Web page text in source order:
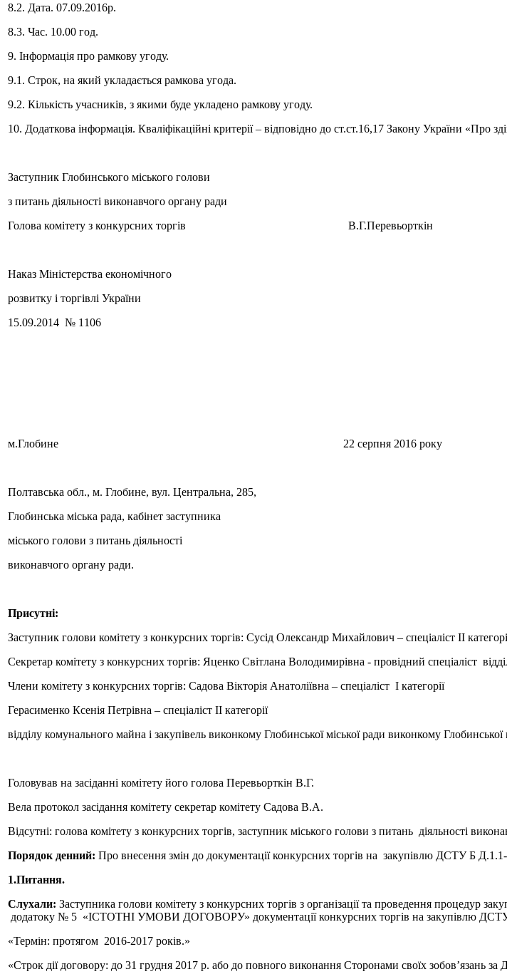
8.2. Дата. 07.09.2016р.
8.3. Час. 10.00 год.
9. Інформація про рамкову угоду.
9.1. Строк, на який укладається рамкова угода.
9.2. Кількість учасників, з якими буде укладено рамкову угоду.
10. Додаткова інформація. Кваліфікаційні критерії – відповідно до ст.ст.16,17 Закону України
Заступник Глобинського міського голови
з питань діяльності виконавчого органу ради
Голова комітету з конкурсних торгів В.Г.Перевьорткін
Наказ Міністерства економічного
розвитку і торгівлі України
15.09.2014 № 1106
м.Глобине 22 серпня 2016 року
Полтавська обл., м. Глобине, вул. Центральна, 285,
Глобинська міська рада, кабінет заступника
міського голови з питань діяльності
виконавчого органу ради.
Присутні:
Заступник голови комітету з конкурсних торгів: Сусід Олександр Михайлович – спеціаліст ІІ
Секретар комітету з конкурсних торгів: Яценко Світлана Володимирівна - провідний спеціаліст
Члени комітету з конкурсних торгів: Садова Вікторія Анатоліївна – спеціаліст І
Герасименко Ксенія Петрівна – спеціаліст II категорії
відділу комунального майна і закупівель виконкому Глобинської міської ради виконкому Глобинської
Головував на засіданні комітету його голова Перевьорткін В.Г.
Вела протокол засідання комітету секретар комітету Садова В.А.
Відсутні: голова комітету з конкурсних торгів, заступник міського голови з питань діяльності
Порядок денний: Про внесення змін до документації конкурсних торгів на закупівлю ДСТУ Б
1.Питання.
Слухали: Заступника голови комітету з конкурсних торгів з організації та проведення
додатоку № 5 «ІСТОТНІ УМОВИ ДОГОВОРУ» документації конкурсних торгів на закупівлю ДСТУ Б
«Термін: протягом 2016-2017 років.»
«Строк дії договору: до 31 грудня 2017 р. або до повного виконання Сторонами своїх зобов’язань за